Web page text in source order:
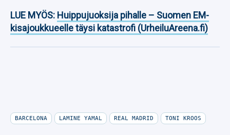
LUE MYÖS: Huippujuoksija pihalle – Suomen EM-
kisajoukkueelle täysi katastrofi (UrheiluAreena.fi)
BARCELONA LAMINE YAMAL REAL MADRID TONI KROOS